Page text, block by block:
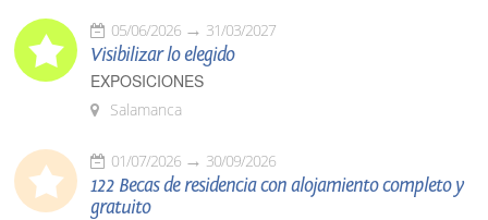
05/06/2026 31/03/2027
Visibilizar lo elegido
EXPOSICIONES
Salamanca
01/07/2026 30/09/2026
122 Becas de residencia con alojamiento completo y
gratuito